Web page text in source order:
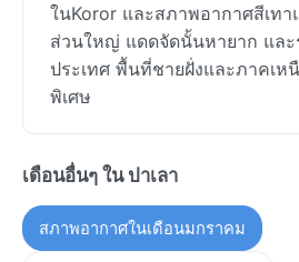
ในKoror และสภาพอากาศสีเท
ส่วนใหญ่ แดดจัดนั้นหายาก แล
ประเทศ พื้นที่ชายฝั่งและภาคเห
พิเศษ
เดือนอื่นๆ ใน ปาเลา
สภาพอากาศในเดือนมกราคม